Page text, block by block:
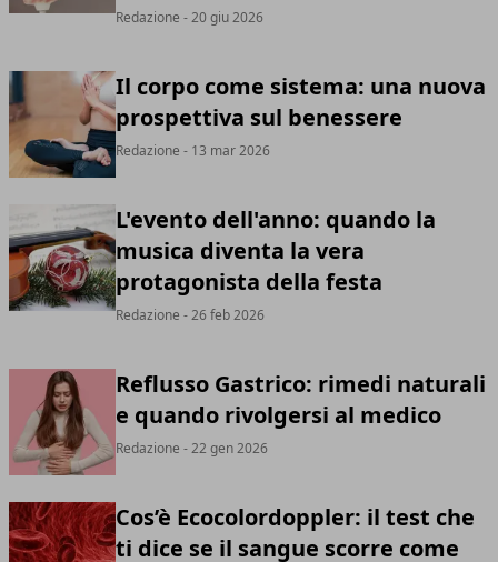
Redazione - 20 giu 2026
Il corpo come sistema: una nuova
prospettiva sul benessere
Redazione - 13 mar 2026
L'evento dell'anno: quando la
musica diventa la vera
protagonista della festa
Redazione - 26 feb 2026
Reflusso Gastrico: rimedi naturali
e quando rivolgersi al medico
Redazione - 22 gen 2026
Cos’è Ecocolordoppler: il test che
ti dice se il sangue scorre come